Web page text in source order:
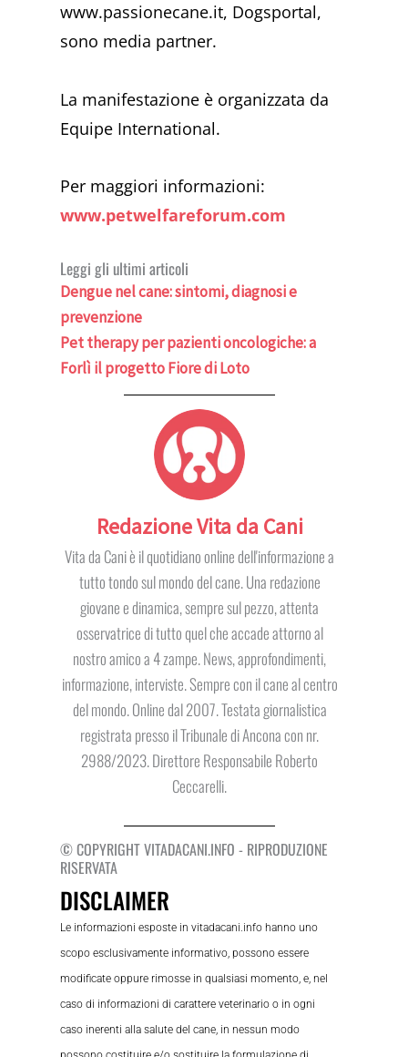
www.passionecane.it, Dogsportal,
sono media partner.
La manifestazione è organizzata da
Equipe International.
Per maggiori informazioni:
www.petwelfareforum.com
Leggi gli ultimi articoli
Dengue nel cane: sintomi, diagnosi e
prevenzione
Pet therapy per pazienti oncologiche: a
Forlì il progetto Fiore di Loto
Redazione Vita da Cani
Vita da Cani è il quotidiano online dell'informazione a
tutto tondo sul mondo del cane. Una redazione
giovane e dinamica, sempre sul pezzo, attenta
osservatrice di tutto quel che accade attorno al
nostro amico a 4 zampe. News, approfondimenti,
informazione, interviste. Sempre con il cane al centro
del mondo. Online dal 2007. Testata giornalistica
registrata presso il Tribunale di Ancona con nr.
2988/2023. Direttore Responsabile Roberto
Ceccarelli.
© COPYRIGHT VITADACANI.INFO - RIPRODUZIONE
RISERVATA
DISCLAIMER
Le informazioni esposte in vitadacani.info hanno uno
scopo esclusivamente informativo, possono essere
modificate oppure rimosse in qualsiasi momento, e, nel
caso di informazioni di carattere veterinario o in ogni
caso inerenti alla salute del cane, in nessun modo